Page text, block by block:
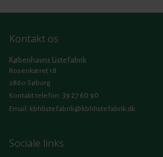
Kontakt os
Københavns Listefabrik
Rosenkæret 18
2860 Søborg
Kontakt telefon: 39 27 60 90
Email: kbhlistefabrik@kbhlistefabrik.dk
Sociale links